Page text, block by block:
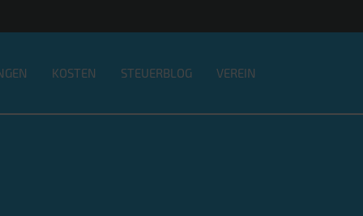
KOSTEN STEUERBLOG VEREIN